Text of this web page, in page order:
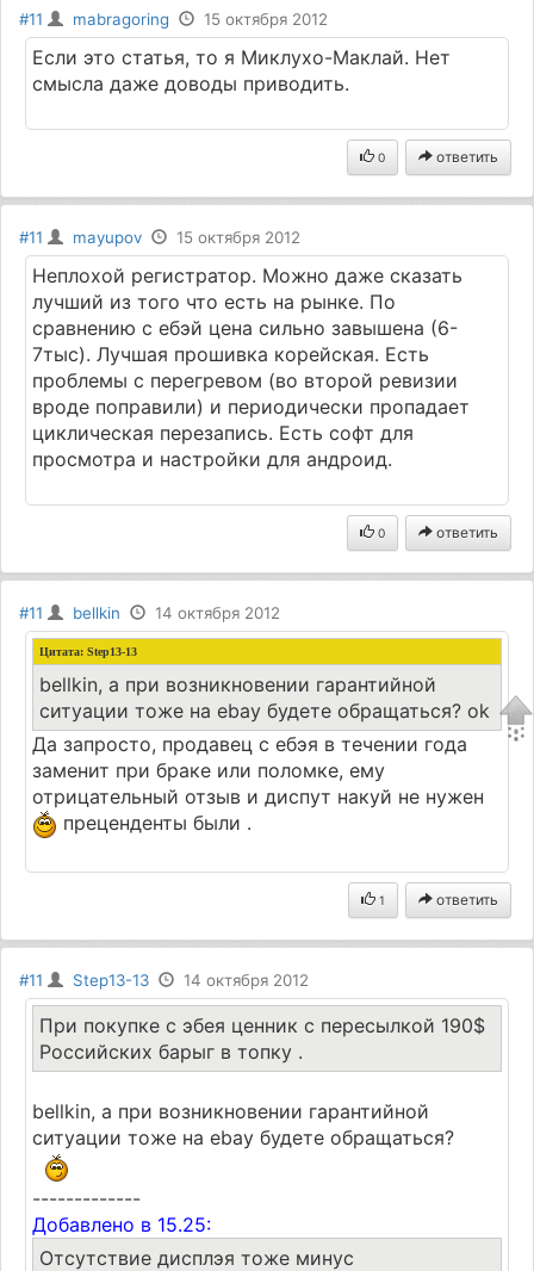
#11 mabragoring 15 октября 2012
Если это статья, то я Миклухо-Маклай. Нет
смысла даже доводы приводить.
0 ответить
#11 mayupov 15 октября 2012
Неплохой регистратор. Можно даже сказать
лучший из того что есть на рынке. По
сравнению с ебэй цена сильно завышена (6-
7тыс). Лучшая прошивка корейская. Есть
проблемы с перегревом (во второй ревизии
вроде поправили) и периодически пропадает
циклическая перезапись. Есть софт для
просмотра и настройки для андроид.
0 ответить
#11 bellkin 14 октября 2012
Цитата: Step13-13
bellkin, а при возникновении гарантийной
ситуации тоже на ebay будете обращаться? ok
Да запросто, продавец с ебэя в течении года
заменит при браке или поломке, ему
отрицательный отзыв и диспут накуй не нужен
преценденты были .
1 ответить
#11 Step13-13 14 октября 2012
При покупке с эбея ценник с пересылкой 190$
Российских барыг в топку .
bellkin, а при возникновении гарантийной
ситуации тоже на ebay будете обращаться?
-------------
Добавлено в 15.25:
Отсутствие дисплэя тоже минус